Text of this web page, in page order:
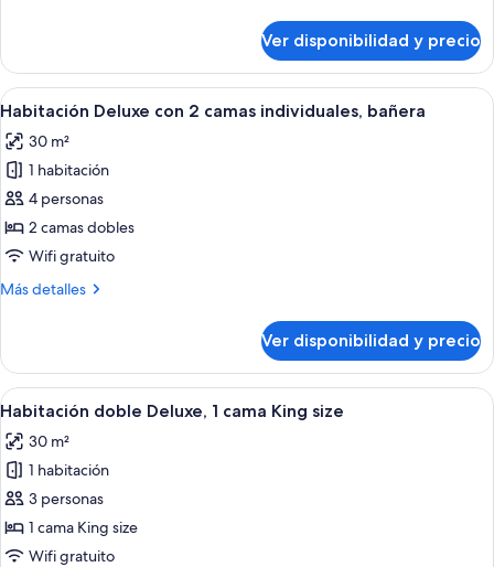
With
Window
Double
Room
With
Ver disponibilidad y precio
Ver
todas
las
fotos
de
Habitación
Deluxe
2
bañera
Habitación de hotel con dos camas,
4
Habitación Deluxe con 2 camas individuales, bañera
30 m²
1 habitación
4 personas
2 camas dobles
Wifi gratuito
Más detalles
Más
Deluxe
con
2
individuales,
bañera
Ver disponibilidad y precio
Ver
todas
las
fotos
de
Habitación
doble
Una habitación de hotel con cama,
4
Habitación doble Deluxe, 1 cama King size
30 m²
1 habitación
3 personas
1 cama King size
Wifi gratuito